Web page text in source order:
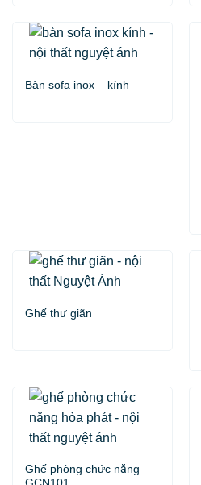
Bàn sofa inox – kính
Ghế thư giãn
Ghế phòng chức năng